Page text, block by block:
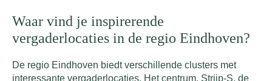
Waar vind je inspirerende
vergaderlocaties in de regio Eindhoven?
De regio Eindhoven biedt verschillende clusters met
interessante vergaderlocaties. Het centrum, Strijp-S, de